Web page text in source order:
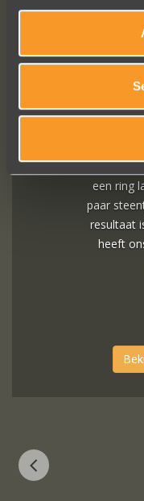
In de
bezig met
uitstekend
een ring
paar
resultaat
heeft